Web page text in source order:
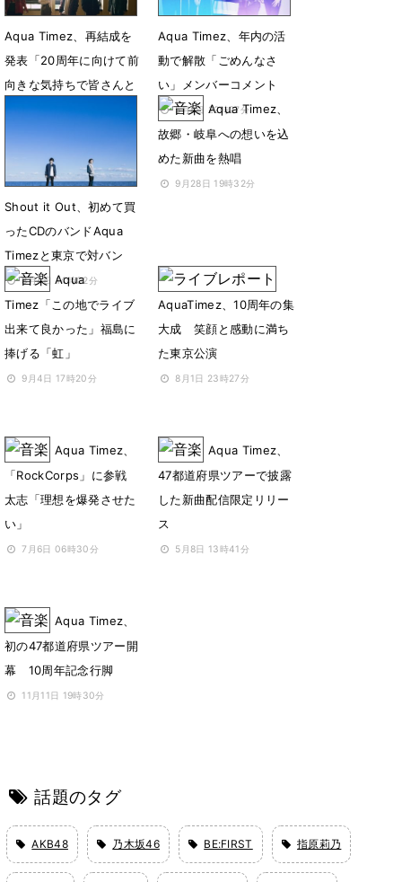
Aqua Timez、再結成を
発表「20周年に向けて前
向きな気持ちで皆さんと
再会」
7月11日 11時15分
Aqua Timez、年内の活
動で解散「ごめんなさ
い」メンバーコメント
5月8日 22時27分
Shout it Out、初めて買
ったCDのバンドAqua
Timezと東京で対バン
8月4日 14時02分
Aqua Timez、
故郷・岐阜への想いを込
めた新曲を熱唱
9月28日 19時32分
Aqua
Timez「この地でライブ
出来て良かった」福島に
捧げる「虹」
9月4日 17時20分
AquaTimez、10周年の集
大成 笑顔と感動に満ち
た東京公演
8月1日 23時27分
Aqua Timez、
「RockCorps」に参戦
太志「理想を爆発させた
い」
7月6日 06時30分
Aqua Timez、
47都道府県ツアーで披露
した新曲配信限定リリー
ス
5月8日 13時41分
Aqua Timez、
初の47都道府県ツアー開
幕 10周年記念行脚
11月11日 19時30分
話題のタグ
AKB48 乃木坂46 BE:FIRST 指原莉乃